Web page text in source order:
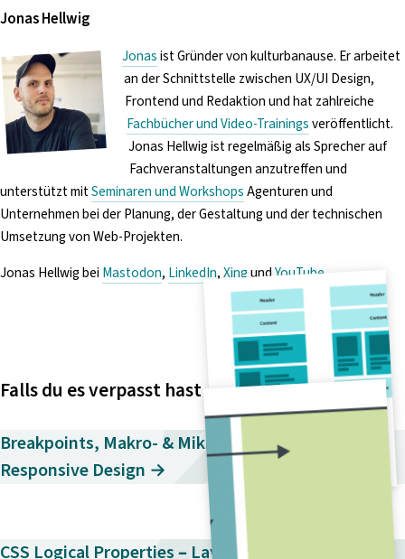
Jonas Hellwig
Jonasist Gründer von kulturbanause. Er arbeitet
an der Schnittstelle zwischen UX/UI Design,
Frontend und Redaktion und hat zahlreiche
Fachbücher und Video-Trainingsveröffentlicht.
Jonas Hellwig ist regelmäßig als Sprecher auf
Fachveranstaltungen anzutreffen und
unterstützt mitSeminaren und WorkshopsAgenturen und
Unternehmen bei der Planung, der Gestaltung und der technischen
Umsetzung von Web-Projekten.
Jonas Hellwig bei Mastodon, LinkedIn,XingundYouTube
Falls du es verpasst hast
Breakpoints, Makro- & Mikrolayouts im
Responsive Design →
CSS Logical Properties – Layouts anhand der